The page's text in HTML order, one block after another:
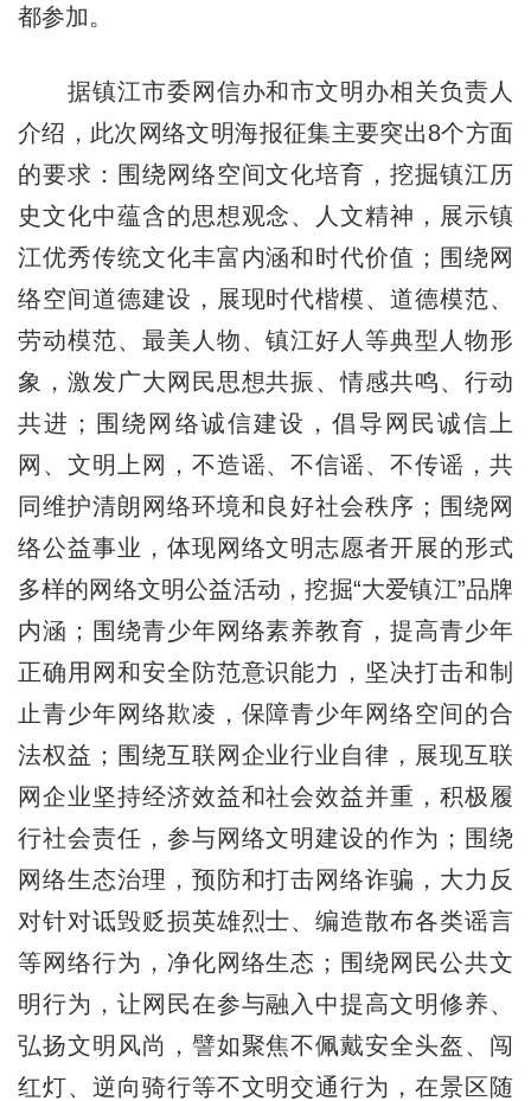
都参加。
据镇江市委网信办和市文明办相关负责人
介绍，此次网络文明海报征集主要突出8个方面
的要求：围绕网络空间文化培育，挖掘镇江历
史文化中蕴含的思想观念、人文精神，展示镇
江优秀传统文化丰富内涵和时代价值；围绕网
络空间道德建设，展现时代楷模、道德模范、
劳动模范、最美人物、镇江好人等典型人物形
象，激发广大网民思想共振、情感共鸣、行动
共进；围绕网络诚信建设，倡导网民诚信上
网、文明上网，不造谣、不信谣、不传谣，共
同维护清朗网络环境和良好社会秩序；围绕网
络公益事业，体现网络文明志愿者开展的形式
多样的网络文明公益活动，挖掘“大爱镇江”品牌
内涵；围绕青少年网络素养教育，提高青少年
正确用网和安全防范意识能力，坚决打击和制
止青少年网络欺凌，保障青少年网络空间的合
法权益；围绕互联网企业行业自律，展现互联
网企业坚持经济效益和社会效益并重，积极履
行社会责任，参与网络文明建设的作为；围绕
网络生态治理，预防和打击网络诈骗，大力反
对针对诋毁贬损英雄烈士、编造散布各类谣言
等网络行为，净化网络生态；围绕网民公共文
明行为，让网民在参与融入中提高文明修养、
弘扬文明风尚，譬如聚焦不佩戴安全头盔、闯
红灯、逆向骑行等不文明交通行为，在景区随